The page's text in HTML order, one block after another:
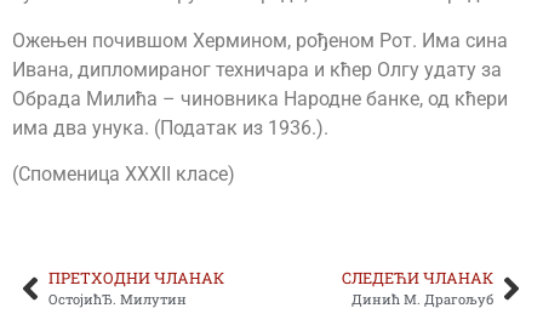
Ожењен почившом Хермином, рођеном Рот. Има сина
Ивана, дипломираног техничара и кћер Олгу удату за
Обрада Милића – чиновника Народне банке, од кћери
има два унука. (Податак из 1936.).
(Споменица XXXII класе)
ПРЕТХОДНИ ЧЛАНАК
ОстојићЂ. Милутин
СЛЕДЕЋИ ЧЛАНАК
Динић М. Драгољуб